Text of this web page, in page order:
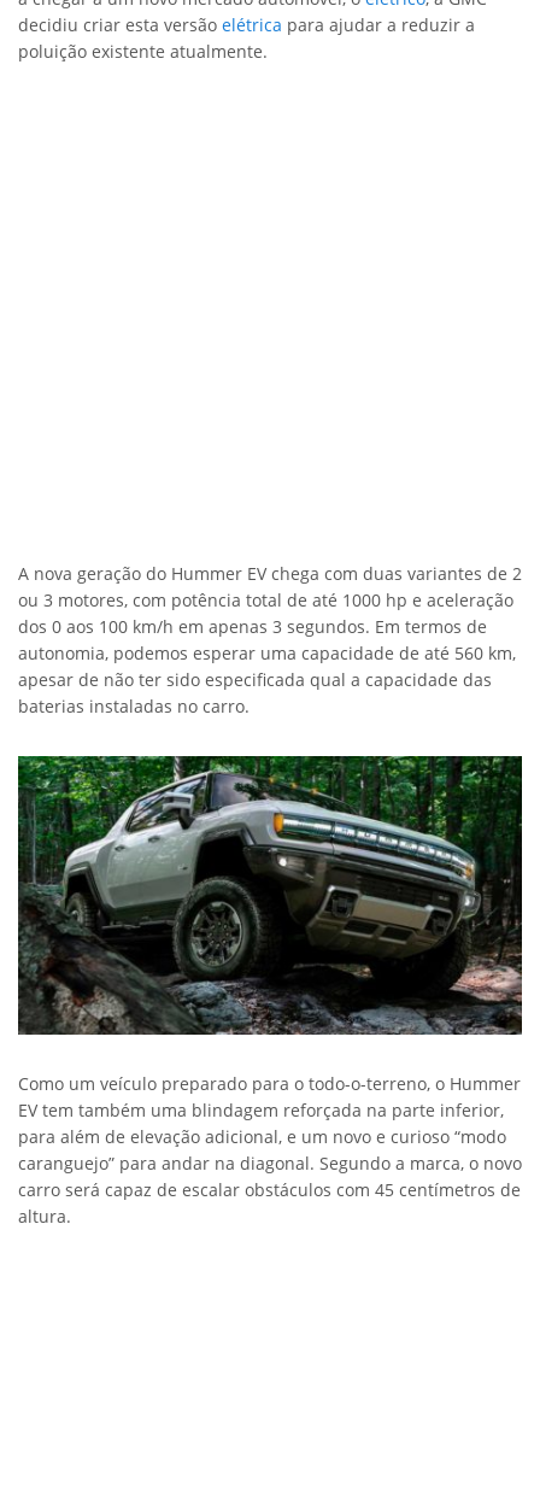
decidiu criar esta versão elétrica para ajudar a reduzir a
poluição existente atualmente.
A nova geração do Hummer EV chega com duas variantes de 2
ou 3 motores, com potência total de até 1000 hp e aceleração
dos 0 aos 100 km/h em apenas 3 segundos. Em termos de
autonomia, podemos esperar uma capacidade de até 560 km,
apesar de não ter sido especificada qual a capacidade das
baterias instaladas no carro.
Como um veículo preparado para o todo-o-terreno, o Hummer
EV tem também uma blindagem reforçada na parte inferior,
para além de elevação adicional, e um novo e curioso “modo
caranguejo” para andar na diagonal. Segundo a marca, o novo
carro será capaz de escalar obstáculos com 45 centímetros de
altura.